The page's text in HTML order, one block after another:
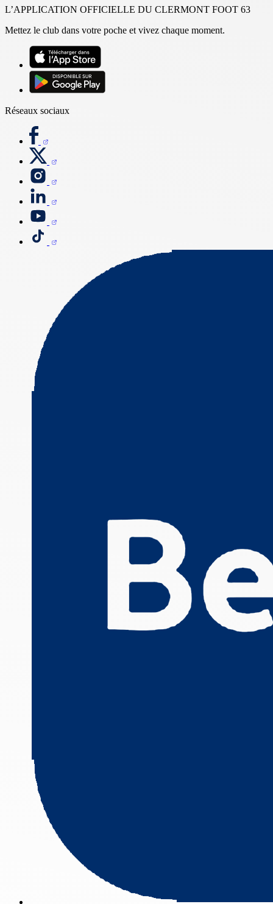
L’APPLICATION OFFICIELLE DU CLERMONT FOOT 63
Mettez le club dans votre poche et vivez chaque moment.
Réseaux sociaux